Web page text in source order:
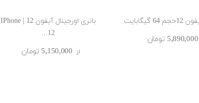
64 گیگابایت
5٬890٬000 ‎تومان
باتری اورجینال آیفون 12 | IPhone
12...
از 5٬150٬000 ‎تومان